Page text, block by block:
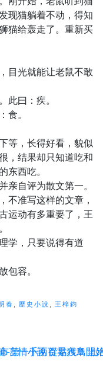
现猫躺着不动，得知
猫给轰走了。重新买
目光就能让老鼠不敢
曰：疾。
。
等，长得好看，貌似
，结果却只知道吃和
西吃。
自评为散文第一。
不准写这样的文章，
运动有多重要了，王
学，只要说得有道
容。
春, 歷史小說, 王梓鈞
-第一千兩百零六章 上
言情小說 從姑獲鳥開